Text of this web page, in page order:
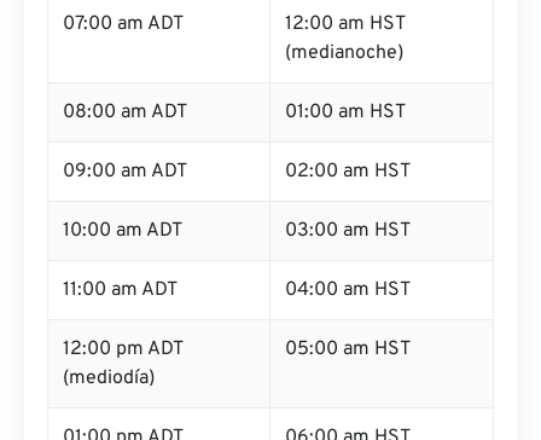
07:00 am ADT
12:00 am HST
(medianoche)
08:00 am ADT 01:00 am HST
09:00 am ADT 02:00 am HST
10:00 am ADT 03:00 am HST
11:00 am ADT 04:00 am HST
12:00 pm ADT
(mediodía)
05:00 am HST